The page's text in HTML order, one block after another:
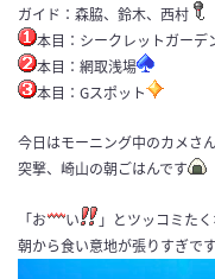
ガイド：森脇、鈴木、西村
本目：シークレットガーデ
本目：網取浅場
本目：Gスポット
今日はモーニング中のカメさん
突撃、崎山の朝ごはんです
「お い
」とツッコミた
朝から食い意地が張りすぎで